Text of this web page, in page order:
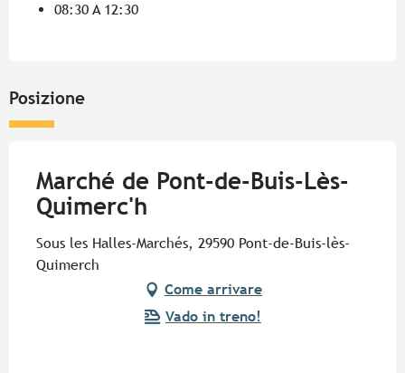
08:30 A 12:30
Posizione
Marché de Pont-de-Buis-Lès-
Quimerc'h
Sous les Halles-Marchés, 29590 Pont-de-Buis-lès-
Quimerch
Come arrivare
Vado in treno!